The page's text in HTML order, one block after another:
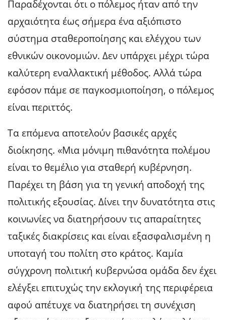
Παραδέχονται ότι ο πόλεμος ήταν από την
αρχαιότητα έως σήμερα ένα αξιόπιστο
σύστημα σταθεροποίησης και ελέγχου των
εθνικών οικονομιών. Δεν υπάρχει μέχρι τώρα
καλύτερη εναλλακτική μέθοδος. Αλλά τώρα
εφόσον πάμε σε παγκοσμιοποίηση, ο πόλεμος
είναι περιττός.
Τα επόμενα αποτελούν βασικές αρχές
διοίκησης. «Μια μόνιμη πιθανότητα πολέμου
είναι το θεμέλιο για σταθερή κυβέρνηση.
Παρέχει τη βάση για τη γενική αποδοχή της
πολιτικής εξουσίας. Δίνει την δυνατότητα στις
κοινωνίες να διατηρήσουν τις απαραίτητες
ταξικές διακρίσεις και είναι εξασφαλισμένη η
υποταγή του πολίτη στο κράτος. Καμία
σύγχρονη πολιτική κυβερνώσα ομάδα δεν έχει
ελέγξει επιτυχώς την εκλογική της περιφέρεια
αφού απέτυχε να διατηρήσει τη συνέχιση